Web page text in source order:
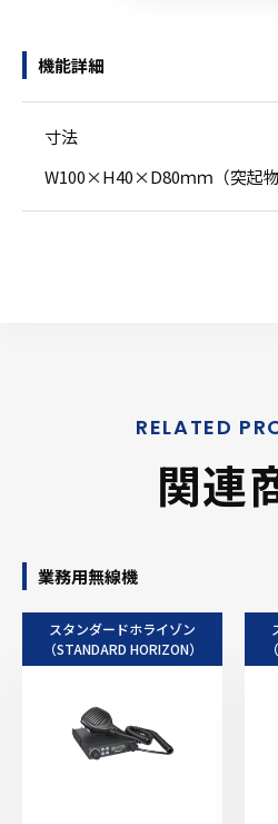
機能詳細
寸法
W100×H40×D80ｍｍ（突起物
関連
業務用無線機
スタンダードホライゾン
（STANDARD HORIZON）